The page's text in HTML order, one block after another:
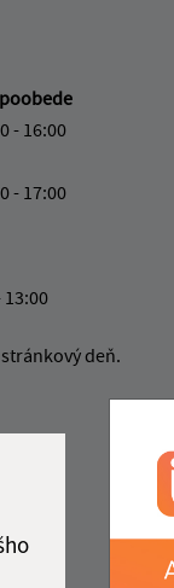
- 16:00
- 17:00
13:00
deň.